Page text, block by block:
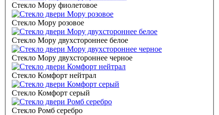
Стекло Мору фиолетовое
Стекло Мору розовое
Стекло Мору двухстороннее белое
Стекло Мору двухстороннее черное
Стекло Комфорт нейтрал
Стекло Комфорт серый
Стекло Ромб серебро